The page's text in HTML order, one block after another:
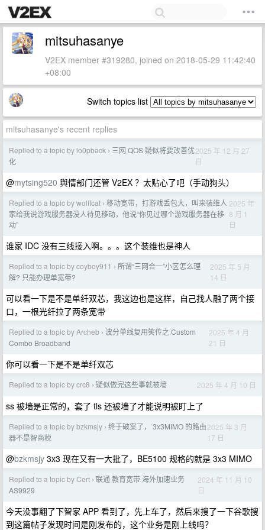
mitsuhasanye
V2EX member #319280, joined on 2018-05-29 11:42:40
+08:00
Switch topics list
mitsuhasanye's recent replies
Replied to a topic by lo0pback › 三网 QOS 疑似将要改善优
化
2025 年 12 月 27
日
@mytsing520 舆情部门还管 V2EX ？太贴心了吧（手动狗头）
Replied to a topic by wolffcat › 移动宽带，打游戏丢包大，叫来装维人
家给我说游戏服务器没人待见移动，他说“你见过哪个游戏服务器在移
动”
2025 年
8 月 1
日
谁家 IDC 没有三线接入啊。。。这个装维也是神人
Replied to a topic by coyboy911 › 所谓“三网合一”小区怎么理
解? 只能办理单宽带?
2025 年 5 月
14 日
可以看一下是不是单纤双芯，我这边也是这样，自己找人融了两个接
口，一根光纤拉了两条宽带
Replied to a topic by Archeb › 波分单线复用笑传之 Custom
Combo Broadband
2025 年 4 月
21 日
你可以看一下是不是单纤双芯
Replied to a topic by crc8 › 疑似做完这些事就被墙 2025 年 4 月 10 日
ss 被墙是正常的，套了 tls 还被墙了才能说明被盯上了
Replied to a topic by bzkmsjy › 终于破案了， 3x3MIMO 的路由
器不是智商税
2025 年 3 月
17 日
@bzkmsjy 3x3 现在又有一大批了，BE5100 规格的就是 3x3 MIMO
Replied to a topic by Cert › 联通 教育宽带 海外加速业务
AS9929
2024 年 11 月 10
日
今天没事翻了下智家 APP 看到了，先上车了，然后来搜了一下谷歌搜
到这篇帖子发现时间是刚发布的，这个业务是刚上线吗？